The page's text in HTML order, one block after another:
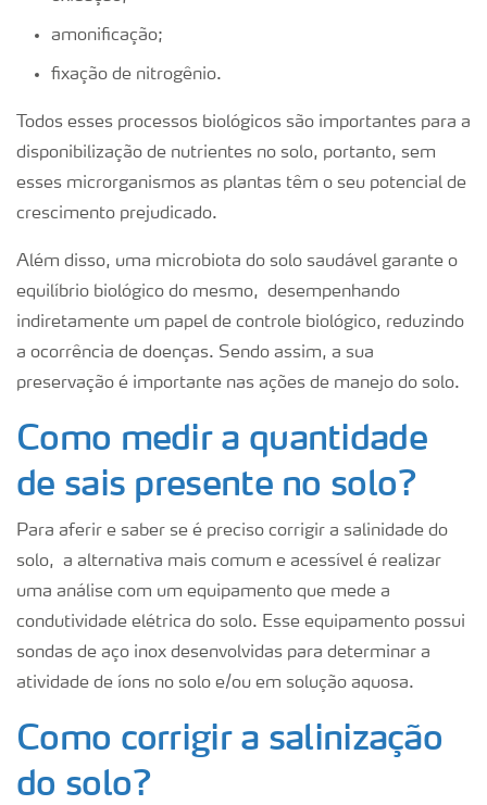
amonificação;
fixação de nitrogênio.
Todos esses processos biológicos são importantes para a
disponibilização de nutrientes no solo, portanto, sem
esses microrganismos as plantas têm o seu potencial de
crescimento prejudicado.
Além disso, uma microbiota do solo saudável garante o
equilíbrio biológico do mesmo, desempenhando
indiretamente um papel de controle biológico, reduzindo
a ocorrência de doenças. Sendo assim, a sua
preservação é importante nas ações de manejo do solo.
Como medir a quantidade
de sais presente no solo?
Para aferir e saber se é preciso corrigir a salinidade do
solo, a alternativa mais comum e acessível é realizar
uma análise com um equipamento que mede a
condutividade elétrica do solo. Esse equipamento possui
sondas de aço inox desenvolvidas para determinar a
atividade de íons no solo e/ou em solução aquosa.
Como corrigir a salinização
do solo?